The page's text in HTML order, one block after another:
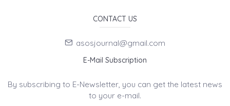
CONTACT US
asosjournal@gmail.com
E-Mail Subscription
By subscribing to E-Newsletter, you can get the latest news
to your e-mail.